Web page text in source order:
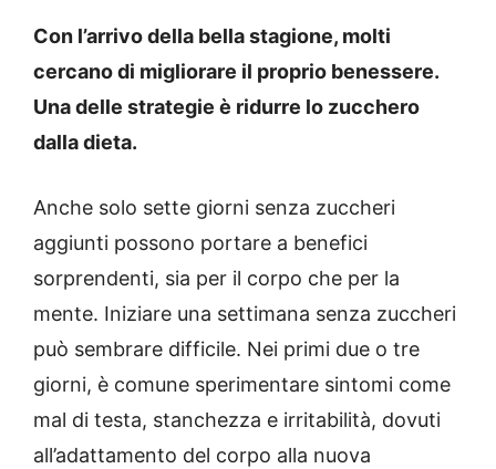
Con l’arrivo della bella stagione, molti
cercano di migliorare il proprio benessere.
Una delle strategie è ridurre lo zucchero
dalla dieta.
Anche solo sette giorni senza zuccheri
aggiunti possono portare a benefici
sorprendenti, sia per il corpo che per la
mente. Iniziare una settimana senza zuccheri
può sembrare difficile. Nei primi due o tre
giorni, è comune sperimentare sintomi come
mal di testa, stanchezza e irritabilità, dovuti
all’adattamento del corpo alla nuova